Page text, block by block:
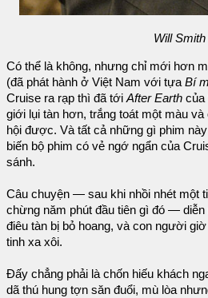
Will Smith
Có thể là không, nhưng chỉ mới hơn
(đã phát hành ở Việt Nam với tựa Bí
Cruise ra rạp thì đã tới After Earth của
giới lụi tàn hơn, trắng toát một màu
hội được. Và tất cả những gì phim
biến bộ phim có vẻ ngớ ngẩn của
sánh.
Câu chuyện — sau khi nhồi nhét một
chừng năm phút đầu tiên gì đó —
điêu tàn bị bỏ hoang, và con người
tinh xa xôi.
Đấy chẳng phải là chốn hiếu khách
dã thú hung tợn săn đuổi, mù lòa